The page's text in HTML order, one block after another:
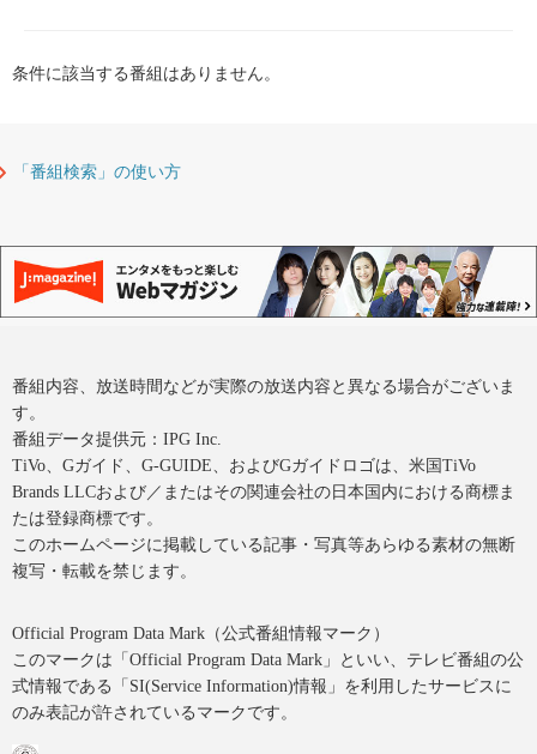
条件に該当する番組はありません。
「番組検索」の使い方
番組内容、放送時間などが実際の放送内容と異なる場合がございま
す。
番組データ提供元：IPG Inc.
TiVo、Gガイド、G-GUIDE、およびGガイドロゴは、米国TiVo
Brands LLCおよび／またはその関連会社の日本国内における商標ま
たは登録商標です。
このホームページに掲載している記事・写真等あらゆる素材の無断
複写・転載を禁じます。
Official Program Data Mark（公式番組情報マーク）
このマークは「Official Program Data Mark」といい、テレビ番組の公
式情報である「SI(Service Information)情報」を利用したサービスに
のみ表記が許されているマークです。